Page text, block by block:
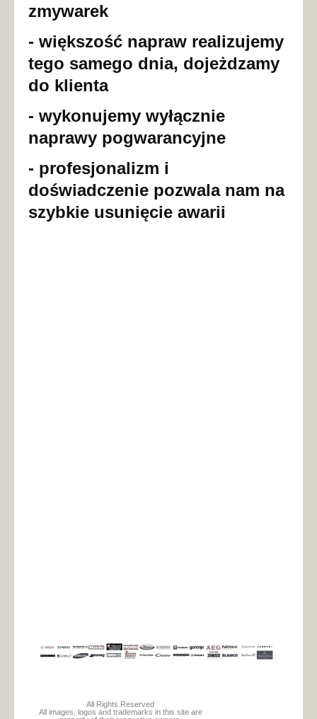
zmywarek
- większość napraw realizujemy
tego samego dnia, dojeżdzamy
do klienta
- wykonujemy wyłącznie
naprawy pogwarancyjne
- profesjonalizm i
doświadczenie pozwala nam na
szybkie usunięcie awarii
All Rights Reserved
All images, logos and trademarks in this site are